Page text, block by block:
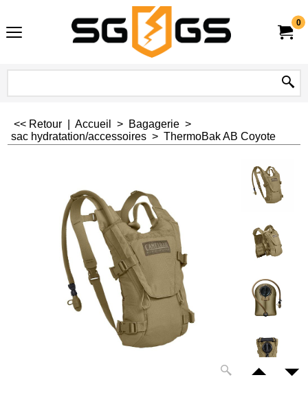
0
<< Retour Accueil > Bagagerie >
sac hydratation/accessoires > ThermoBak AB Coyote